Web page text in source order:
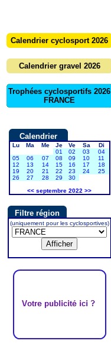
Calendrier cyclosport 2026
Calendrier gravel 2026
Trophées cyclosportifs 2026
FRANCE
Calendrier
Lu Ma Me Je Ve Sa
Di
01
02 03
04
05
06 07 08 09 10
11
12
13 14 15 16 17
18
19
20 21 22 23 24
25
26
27 28 29
30
<< septembre 2022 >>
Filtre région
(uniquement pour les cyclosportives)